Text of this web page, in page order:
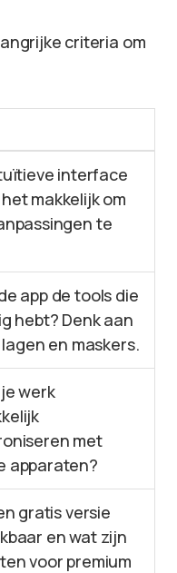
criteria om
interface
makkelijk om
te
app de tools die
hebt? Denk aan
en maskers.
werk
met
apparaten?
gratis versie
en wat zijn
voor premium